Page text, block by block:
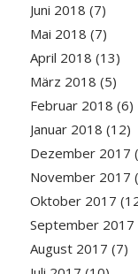
Juni 2018 (7)
Mai 2018 (7)
April 2018 (13)
März 2018 (5)
Februar 2018 (6)
Januar 2018 (12)
Dezember 2017
November 2017
Oktober 2017
September 2017
August 2017 (7)